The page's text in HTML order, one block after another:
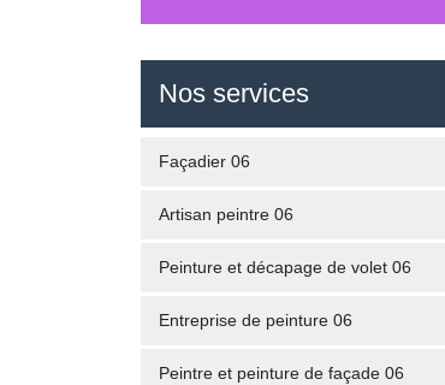
Nos services
Façadier 06
Artisan peintre 06
Peinture et décapage de volet 06
Entreprise de peinture 06
Peintre et peinture de façade 06